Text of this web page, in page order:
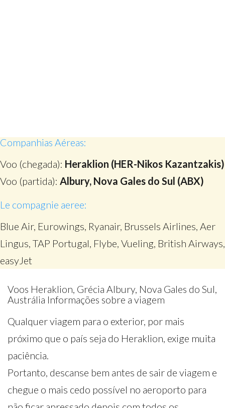
Companhias Aéreas:
Voo (chegada): Heraklion (HER-Nikos Kazantzakis)
Voo (partida): Albury, Nova Gales do Sul (ABX)
Le compagnie aeree:
Blue Air, Eurowings, Ryanair, Brussels Airlines, Aer
Lingus, TAP Portugal, Flybe, Vueling, British Airways,
easyJet
Voos Heraklion, Grécia Albury, Nova Gales do Sul,
Austrália Informações sobre a viagem
Qualquer viagem para o exterior, por mais
próximo que o país seja do Heraklion, exige muita
paciência.
Portanto, descanse bem antes de sair de viagem e
chegue o mais cedo possível no aeroporto para